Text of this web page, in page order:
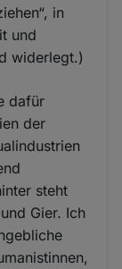
in
und
widerlegt.)
dafür
der
steht
Gier. Ich